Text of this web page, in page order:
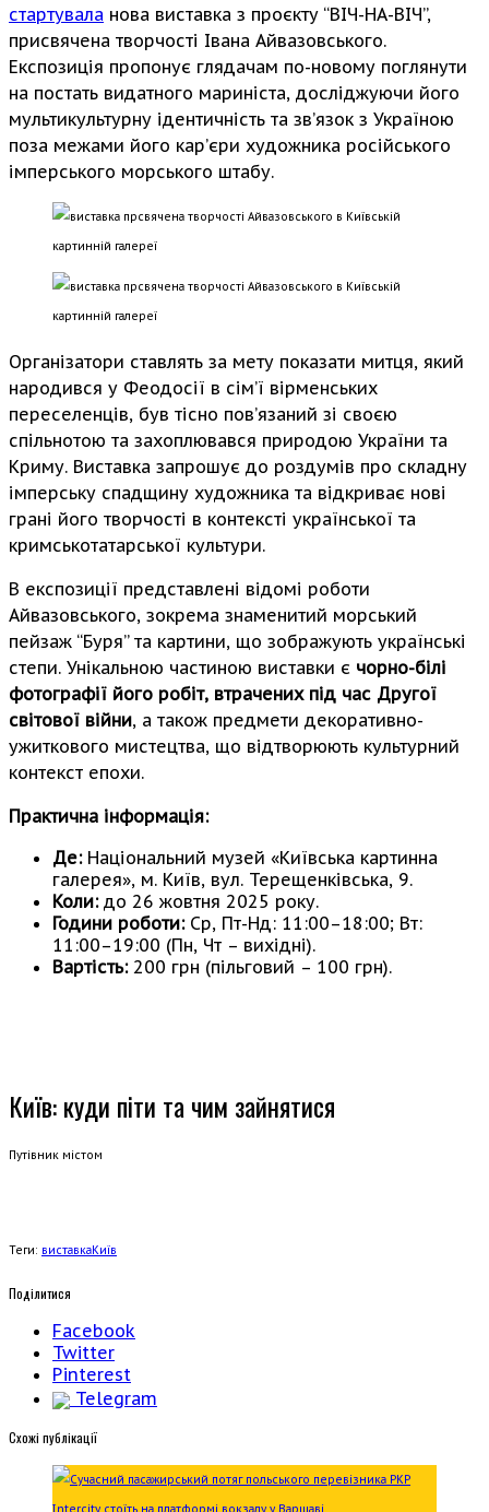
стартувала нова виставка з проєкту “ВІЧ-НА-ВІЧ”,
присвячена творчості Івана Айвазовського.
Експозиція пропонує глядачам по-новому поглянути
на постать видатного мариніста, досліджуючи його
мультикультурну ідентичність та зв’язок з Україною
поза межами його кар’єри художника російського
імперського морського штабу.
Організатори ставлять за мету показати митця, який
народився у Феодосії в сім’ї вірменських
переселенців, був тісно пов’язаний зі своєю
спільнотою та захоплювався природою України та
Криму. Виставка запрошує до роздумів про складну
імперську спадщину художника та відкриває нові
грані його творчості в контексті української та
кримськотатарської культури.
В експозиції представлені відомі роботи
Айвазовського, зокрема знаменитий морський
пейзаж “Буря” та картини, що зображують українські
степи. Унікальною частиною виставки є чорно-білі
фотографії його робіт, втрачених під час Другої
світової війни, а також предмети декоративно-
ужиткового мистецтва, що відтворюють культурний
контекст епохи.
Практична інформація:
Де:Національний музей «Київська картинна
галерея», м. Київ, вул. Терещенківська, 9.
Коли:до 26 жовтня 2025 року.
Години роботи:Ср, Пт-Нд: 11:00–18:00; Вт:
11:00–19:00 (Пн, Чт – вихідні).
Вартість:200 грн (пільговий – 100 грн).
Київ: куди піти та чим зайнятися
Путівник містом
Теги: виставкаКиїв
Поділитися
Facebook
Twitter
Pinterest
Telegram
Cхожі публікації